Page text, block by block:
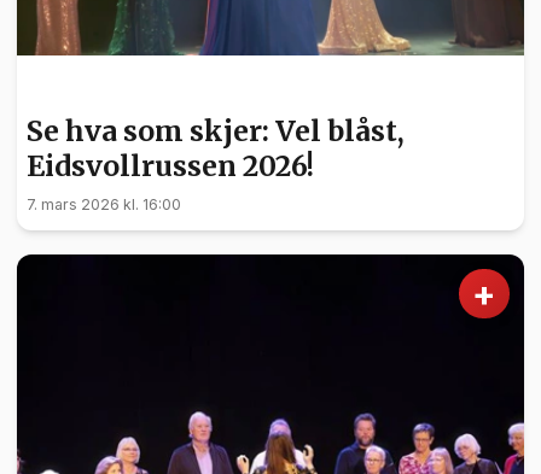
Se hva som skjer: Vel blåst,
Eidsvollrussen 2026!
7. mars 2026 kl. 16:00
+